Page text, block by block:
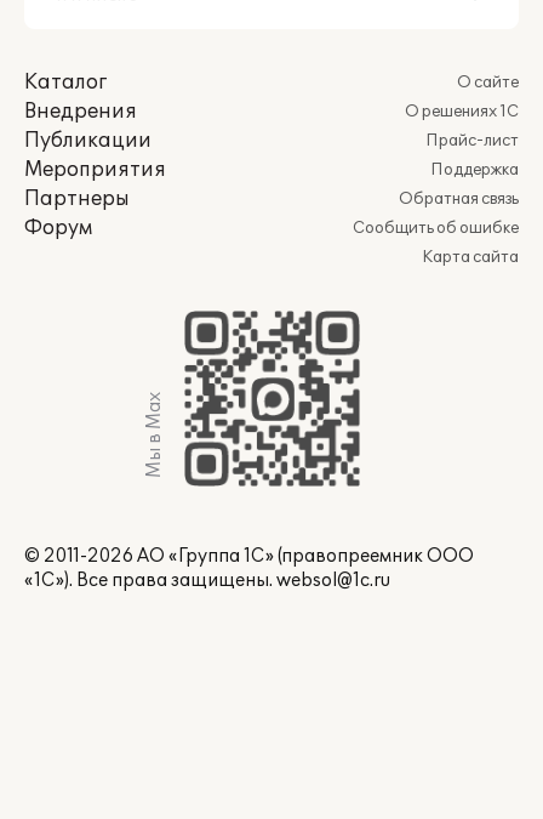
Каталог
Внедрения
Публикации
Мероприятия
Партнеры
Форум
О сайте
О решениях 1С
Прайс-лист
Поддержка
Обратная связь
Сообщить об ошибке
Карта сайта
Мы в Max
© 2011-2026 АО «Группа 1С» (правопреемник ООО
«1С»). Все права защищены. websol@1c.ru